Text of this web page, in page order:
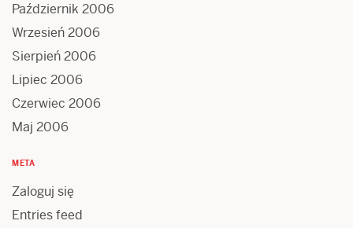
Październik 2006
Wrzesień 2006
Sierpień 2006
Lipiec 2006
Czerwiec 2006
Maj 2006
META
Zaloguj się
Entries feed